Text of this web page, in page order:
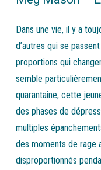
Dans une vie, il y a
d’autres qui se
proportions qui
semble
quarantaine, cette
des phases de
multiples
des moments de rage
disproportionnés